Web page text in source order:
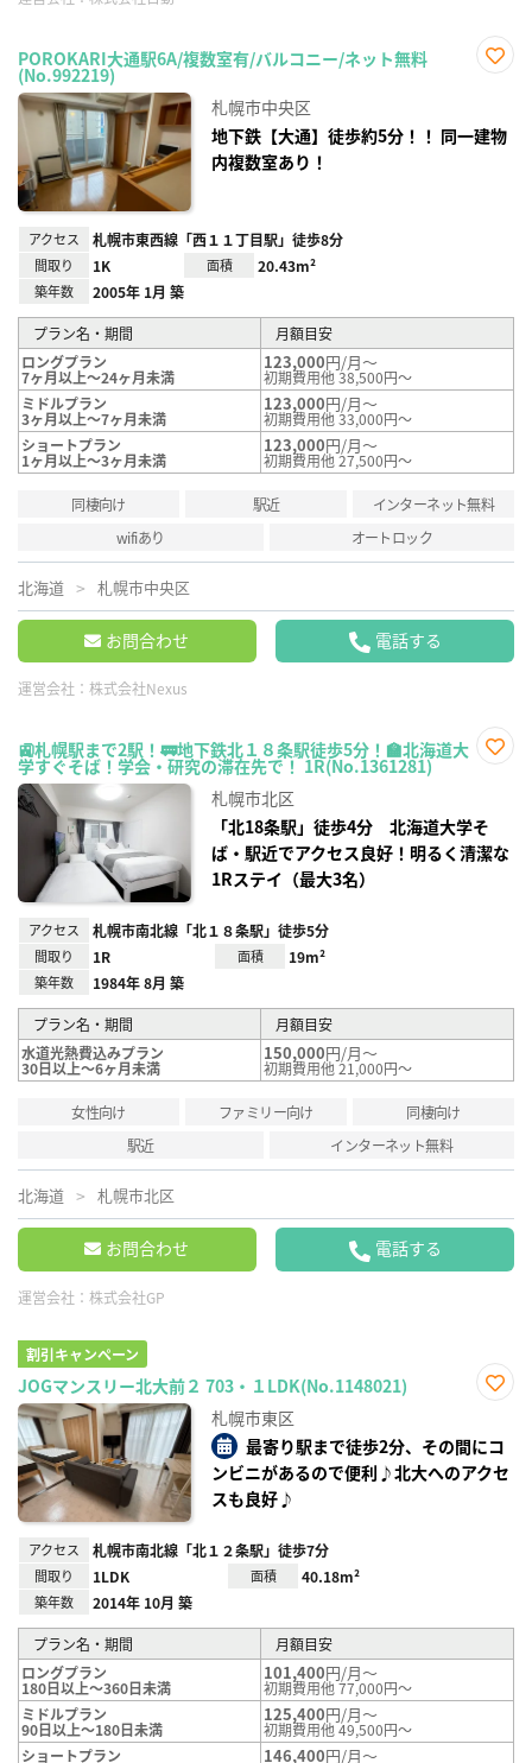
POROKARI大通駅6A/複数室有/バルコニー/ネット無料
(No.992219)
録
札幌市中央区
地下鉄【大通】徒歩約5分！！ 同一建物
内複数室あり！
アクセス 札幌市東西線「西１１丁目駅」徒歩8分
間取り 1K 面積 20.43m²
築年数 2005年 1月 築
プラン名・期間
月額目安
ロングプラン
7ヶ月以上～24ヶ月未満
123,000円/月～
初期費用他 38,500円～
ミドルプラン
3ヶ月以上～7ヶ月未満
123,000円/月～
初期費用他 33,000円～
ショートプラン
1ヶ月以上～3ヶ月未満
123,000円/月～
初期費用他 27,500円～
同棲向け 駅近
インターネット無料
wifiあり
オートロック
北海道 札幌市中央区
お問合わせ 電話する
運営会社： 株式会社Nexus
🚉札幌駅まで2駅！🚃地下鉄北１８条駅徒歩5分！🏫北海道大
学すぐそば！学会・研究の滞在先で！ 1R(No.1361281)
録
札幌市北区
「北18条駅」徒歩4分 北海道大学そ
ば・駅近でアクセス良好！明るく清潔な
1Rステイ（最大3名）
アクセス 札幌市南北線「北１８条駅」徒歩5分
間取り 1R 面積 19m²
築年数 1984年 8月 築
プラン名・期間
月額目安
水道光熱費込みプラン
30日以上～6ヶ月未満
150,000円/月～
初期費用他 21,000円～
女性向け ファミリー向け
同棲向け
駅近
インターネット無料
北海道 札幌市北区
お問合わせ 電話する
運営会社： 株式会社GP
割引キャンペーン
JOGマンスリー北大前２ 703・１LDK(No.1148021)
り登
録
札幌市東区
最寄り駅まで徒歩2分、その間にコ
ンビニがあるので便利♪北大へのアクセ
スも良好♪
アクセス 札幌市南北線「北１２条駅」徒歩7分
間取り 1LDK 面積 40.18m²
築年数 2014年 10月 築
プラン名・期間
月額目安
ロングプラン
180日以上～360日未満
101,400円/月～
初期費用他 77,000円～
ミドルプラン
90日以上～180日未満
125,400円/月～
初期費用他 49,500円～
ショートプラン
146,400円/月～